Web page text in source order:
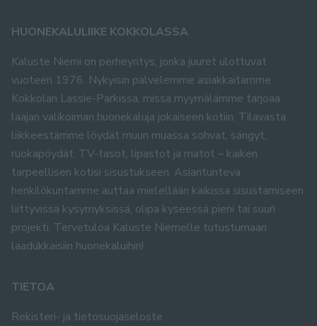
HUONEKALULIIKE KOKKOLASSA
Kaluste Niemi on perheyritys, jonka juuret ulottuvat
vuoteen 1976. Nykyisin palvelemme asiakkaitamme
Kokkolan Lassie-Parkissa, missä myymälämme tarjoaa
laajan valikoiman huonekaluja jokaiseen kotiin. Tilavasta
liikkeestämme löydät muun muassa sohvat, sängyt,
ruokapöydät, TV-tasot, lipastot ja matot – kaiken
tarpeellisen kotisi sisustukseen. Asiantunteva
henkilökuntamme auttaa mielellään kaikissa sisustamiseen
liittyvissä kysymyksissä, olipa kyseessä pieni tai suuri
projekti. Tervetuloa Kaluste Niemelle tutustumaan
laadukkaisiin huonekaluihin!
TIETOA
Rekisteri- ja tietosuojaseloste